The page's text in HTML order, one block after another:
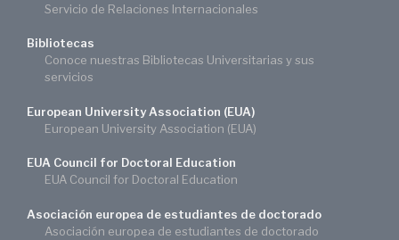
Servicio de Relaciones Internacionales
Bibliotecas
Conoce nuestras Bibliotecas Universitarias y sus
servicios
European University Association (EUA)
European University Association (EUA)
EUA Council for Doctoral Education
EUA Council for Doctoral Education
Asociación europea de estudiantes de doctorado
Asociación europea de estudiantes de doctorado